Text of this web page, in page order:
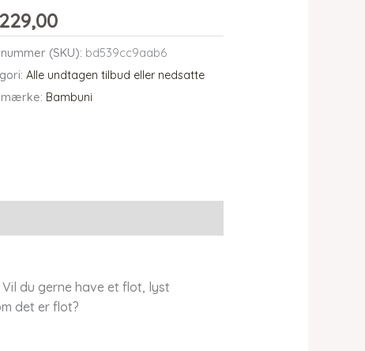
229,00
(SKU): bd539cc9aab6
Alle undtagen tilbud eller nedsatte
Bambuni
du gerne have et flot, lyst
det er flot?